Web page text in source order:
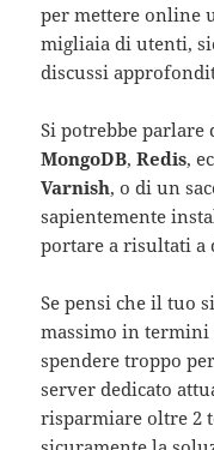
per mettere online
migliaia di utenti,
discussi
Si potrebbe parlare
MongoDB,Redis,
Varnish, o di un
sapientemente
portare a risultati a
Se pensi che il tuo
massimo in termini
spendere troppo
server dedicato
risparmiare oltre 2